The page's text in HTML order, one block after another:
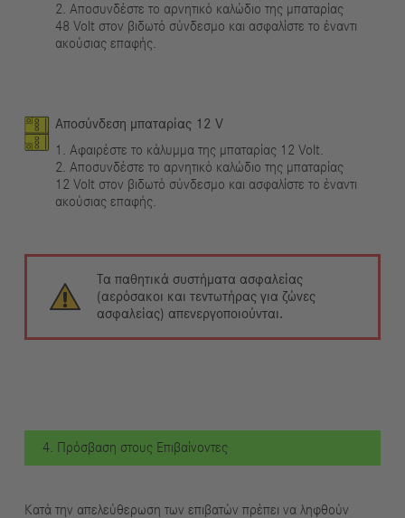
2. Αποσυνδέστε το αρνητικό καλώδιο της μπαταρίας
48 Volt στον βιδωτό σύνδεσμο και ασφαλίστε το έναντι
ακούσιας επαφής.
Αποσύνδεση μπαταρίας 12 V
1. Αφαιρέστε το κάλυμμα της μπαταρίας 12 Volt.
2. Αποσυνδέστε το αρνητικό καλώδιο της μπαταρίας
12 Volt στον βιδωτό σύνδεσμο και ασφαλίστε το έναντι
ακούσιας επαφής.
Τα παθητικά συστήματα ασφαλείας
(αερόσακοι και τεντωτήρας για ζώνες
ασφαλείας) απενεργοποιούνται.
4. Πρόσβαση στους Επιβαίνοντες
Κατά την απελεύθερωση των επιβατών πρέπει να ληφθούν